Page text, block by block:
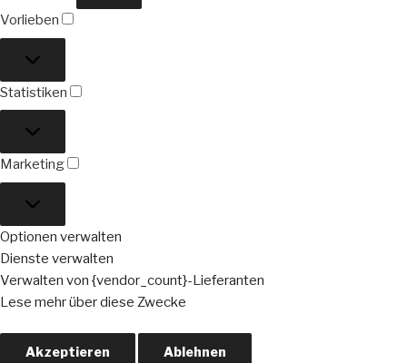
Vorlieben
Statistiken
Marketing
Optionen verwalten
Dienste verwalten
Verwalten von {vendor_count}-Lieferanten
Lese mehr über diese Zwecke
Akzeptieren Ablehnen